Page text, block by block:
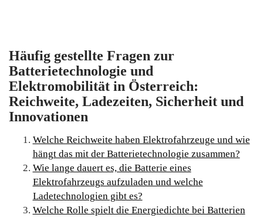
Häufig gestellte Fragen zur
Batterietechnologie und
Elektromobilität in Österreich:
Reichweite, Ladezeiten, Sicherheit und
Innovationen
Welche Reichweite haben Elektrofahrzeuge und wie
hängt das mit der Batterietechnologie zusammen?
Wie lange dauert es, die Batterie eines
Elektrofahrzeugs aufzuladen und welche
Ladetechnologien gibt es?
Welche Rolle spielt die Energiedichte bei Batterien